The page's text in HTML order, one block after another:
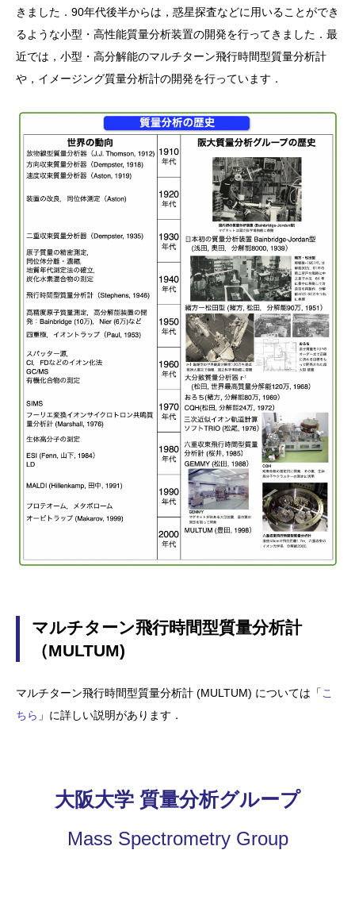
きました．90年代後半からは，惑星探査などに用いることができ
るような小型・高性能質量分析装置の開発を行ってきました．最
近では，小型・高分解能のマルチターン飛行時間型質量分析計
や，イメージング質量分析計の開発を行っています．
マルチターン飛行時間型質量分析計
（MULTUM)
マルチターン飛行時間型質量分析計 (MULTUM) については「こ
ちら 」に詳しい説明があります．
大阪大学 質量分析グループ
Mass Spectrometry Group